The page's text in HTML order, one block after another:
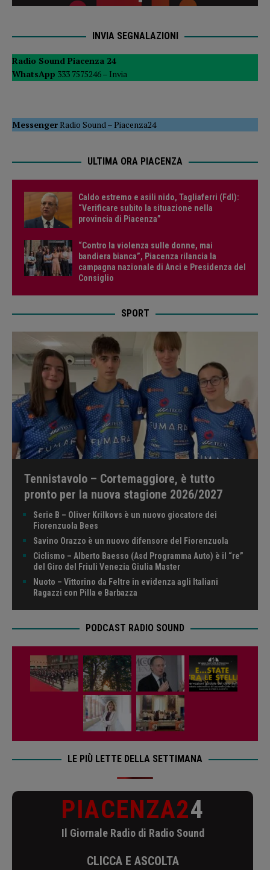
INVIA SEGNALAZIONI
Radio Sound Piacenza 24
WhatsApp 333 7575246 – Invia
MessengerRadio Sound –Piacenza24
ULTIMA ORA PIACENZA
Caldo estremo e asili nido, Tagliaferri (FdI):
“Verificare subito la situazione nella
provincia di Piacenza”
“Contro la violenza sulle donne, mai
bandiera bianca”, Piacenza rilancia la
campagna nazionale di Anci e Presidenza del
Consiglio
SPORT
Tennistavolo – Cortemaggiore, è tutto
pronto per la nuova stagione 2026/2027
Serie B – Oliver Krilkovs è un nuovo giocatore dei
Fiorenzuola Bees
Savino Orazzo è un nuovo difensore del Fiorenzuola
Ciclismo – Alberto Baesso (Asd Programma Auto) è il “re”
del Giro del Friuli Venezia Giulia Master
Nuoto – Vittorino da Feltre in evidenza agli Italiani
Ragazzi con Pilla e Barbazza
PODCAST RADIO SOUND
LE PIÙ LETTE DELLA SETTIMANA
PIACENZA24
Il Giornale Radio di Radio Sound
CLICCA E ASCOLTA